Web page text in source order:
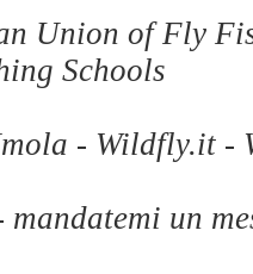
Union of Fly
Schools
- Wildfly.it
mandatemi un